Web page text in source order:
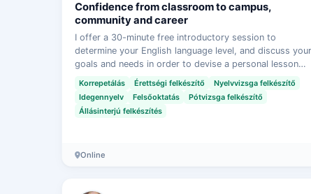
Confidence from classroom to campus,
community and career
I offer a 30-minute free introductory session to
determine your English language level, and discuss your
goals and needs in order to devise a personal lesson
plan for you. Classes are online. Each se…
Korrepetálás Érettségi felkészítő
Nyelvvizsga felkészítő
Idegennyelv
Felsőoktatás
Pótvizsga felkészítő
Állásinterjú felkészítés
Online